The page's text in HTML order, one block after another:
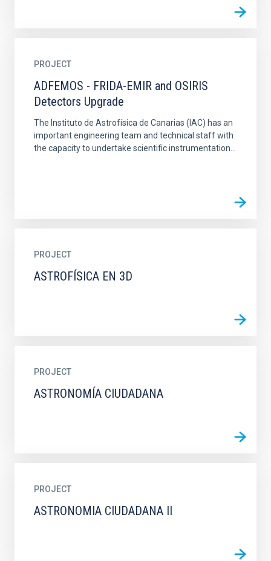
PROJECT
ADFEMOS - FRIDA-EMIR and OSIRIS
Detectors Upgrade
The Instituto de Astrofísica de Canarias (IAC) has an
important engineering team and technical staff with
the capacity to undertake scientific instrumentation...
PROJECT
ASTROFÍSICA EN 3D
PROJECT
ASTRONOMÍA CIUDADANA
PROJECT
ASTRONOMIA CIUDADANA II